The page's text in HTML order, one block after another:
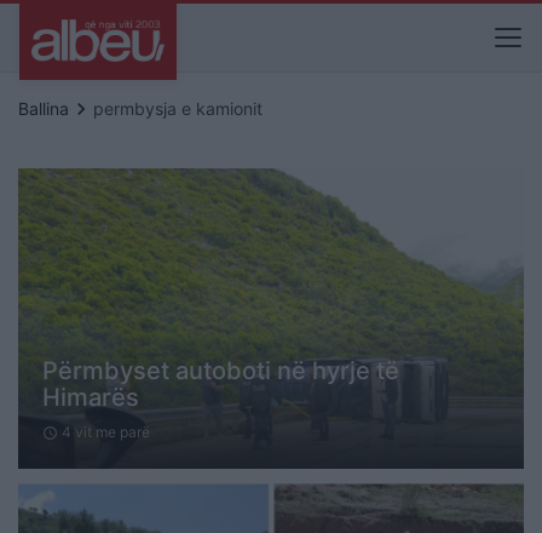
Ballina keyboard_arrow_right permbysja e kamionit
Përmbyset autoboti në hyrje të
Himarës
schedule 4 vit me parë